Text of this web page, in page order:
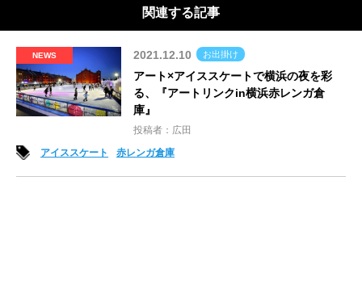
関連する記事
NEWS 2021.12.10 お出掛け
アート×アイススケートで横浜の夜を彩
る、『アートリンクin横浜赤レンガ倉
庫』
投稿者：広田
アイススケート
赤レンガ倉庫